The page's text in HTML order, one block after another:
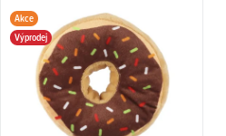
ýAkce
Výprodej